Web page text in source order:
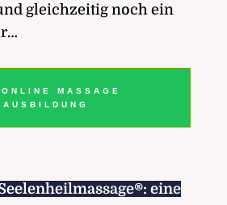
gleichzeitig noch ein
MASSAGE
AUSBILDUNG
eine